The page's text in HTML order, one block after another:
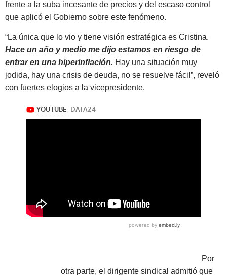
frente a la suba incesante de precios y del escaso control
que aplicó el Gobierno sobre este fenómeno.
“La única que lo vio y tiene visión estratégica es Cristina.
Hace un año y medio me dijo estamos en riesgo de
entrar en una hiperinflación. Hay una situación muy
jodida, hay una crisis de deuda, no se resuelve fácil”, reveló
con fuertes elogios a la vicepresidente.
Por
otra parte, el dirigente sindical admitió que